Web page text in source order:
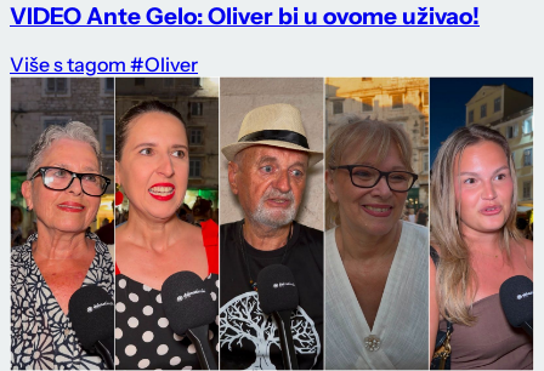
VIDEO Ante Gelo: Oliver bi u ovome uživao!
Više s tagom #Oliver